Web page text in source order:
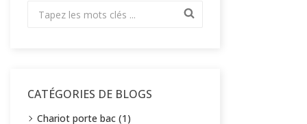
CATÉGORIES DE BLOGS
Chariot porte bac (1)